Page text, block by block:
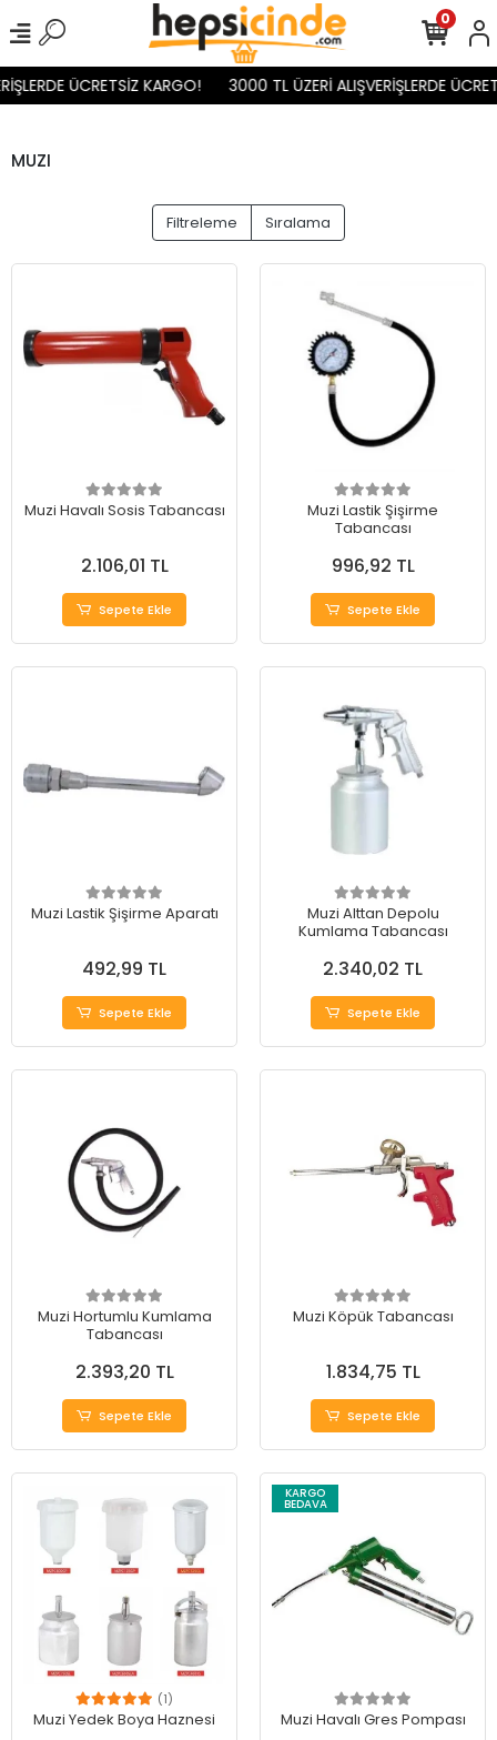
ÜCRETSİZ KARGO! 3000 TL ÜZERİ ALIŞVERİŞLERDE
0
MUZI
Filtreleme Sıralama
Muzi Havalı Sosis Tabancası
2.106,01 TL
Sepete Ekle
Muzi Lastik Şişirme
Tabancası
996,92 TL
Sepete Ekle
Muzi Lastik Şişirme Aparatı
492,99 TL
Sepete Ekle
Muzi Alttan Depolu
Kumlama Tabancası
2.340,02 TL
Sepete Ekle
Muzi Hortumlu Kumlama
Tabancası
2.393,20 TL
Sepete Ekle
Muzi Köpük Tabancası
1.834,75 TL
Sepete Ekle
(1)
Muzi Yedek Boya Haznesi
KARGO
BEDAVA
Muzi Havalı Gres Pompası